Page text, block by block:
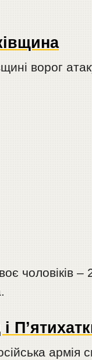
ворог
чоловіків –
армія